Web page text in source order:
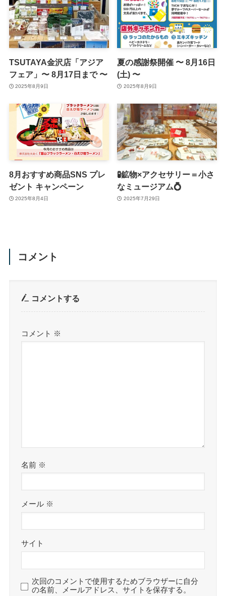
TSUTAYA金沢店「アジア
フェア」〜 8月17日まで 〜
2025年8月9日
夏の感謝祭開催 〜 8月16日
(土) 〜
2025年8月9日
8月おすすめ商品SNS プレ
ゼント キャンペーン
2025年8月4日
🧪鉱物×アクセサリー＝小さ
なミュージアム💍
2025年7月29日
コメント
コメントする
コメント ※
名前 ※
メール ※
サイト
次回のコメントで使用するためブラウザーに自分
の名前、メールアドレス、サイトを保存する。